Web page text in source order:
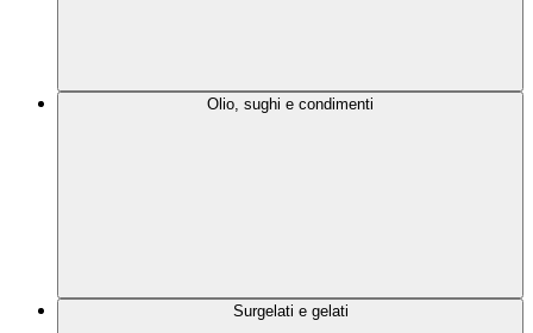
Olio, sughi e condimenti
Surgelati e gelati